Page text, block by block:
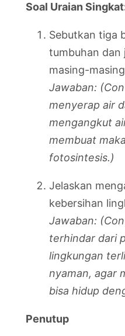
Soal Uraian
Sebutkan tiga
tumbuhan dan
masing-
Jawaban:
menyerap air
mengangkut
membuat
fotosintesis.)
Jelaskan
kebersihan
Jawaban:
terhindar dari
lingkungan
nyaman, agar
bisa hidup
Penutup